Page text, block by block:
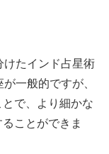
けたインド占星術
一般的ですが、
で、より細かな
ことができま